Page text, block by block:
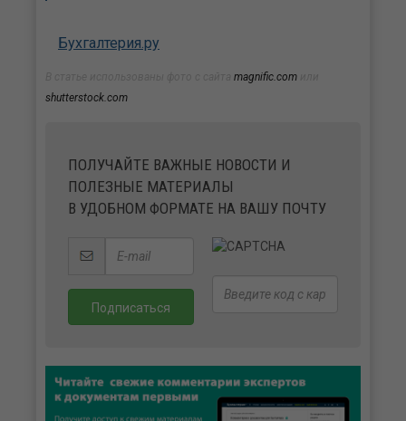
Бухгалтерия.ру
magnific.com
shutterstock.com
ПОЛУЧАЙТЕ ВАЖНЫЕ НОВОСТИ И
ПОЛЕЗНЫЕ МАТЕРИАЛЫ
В УДОБНОМ ФОРМАТЕ НА ВАШУ ПОЧТУ